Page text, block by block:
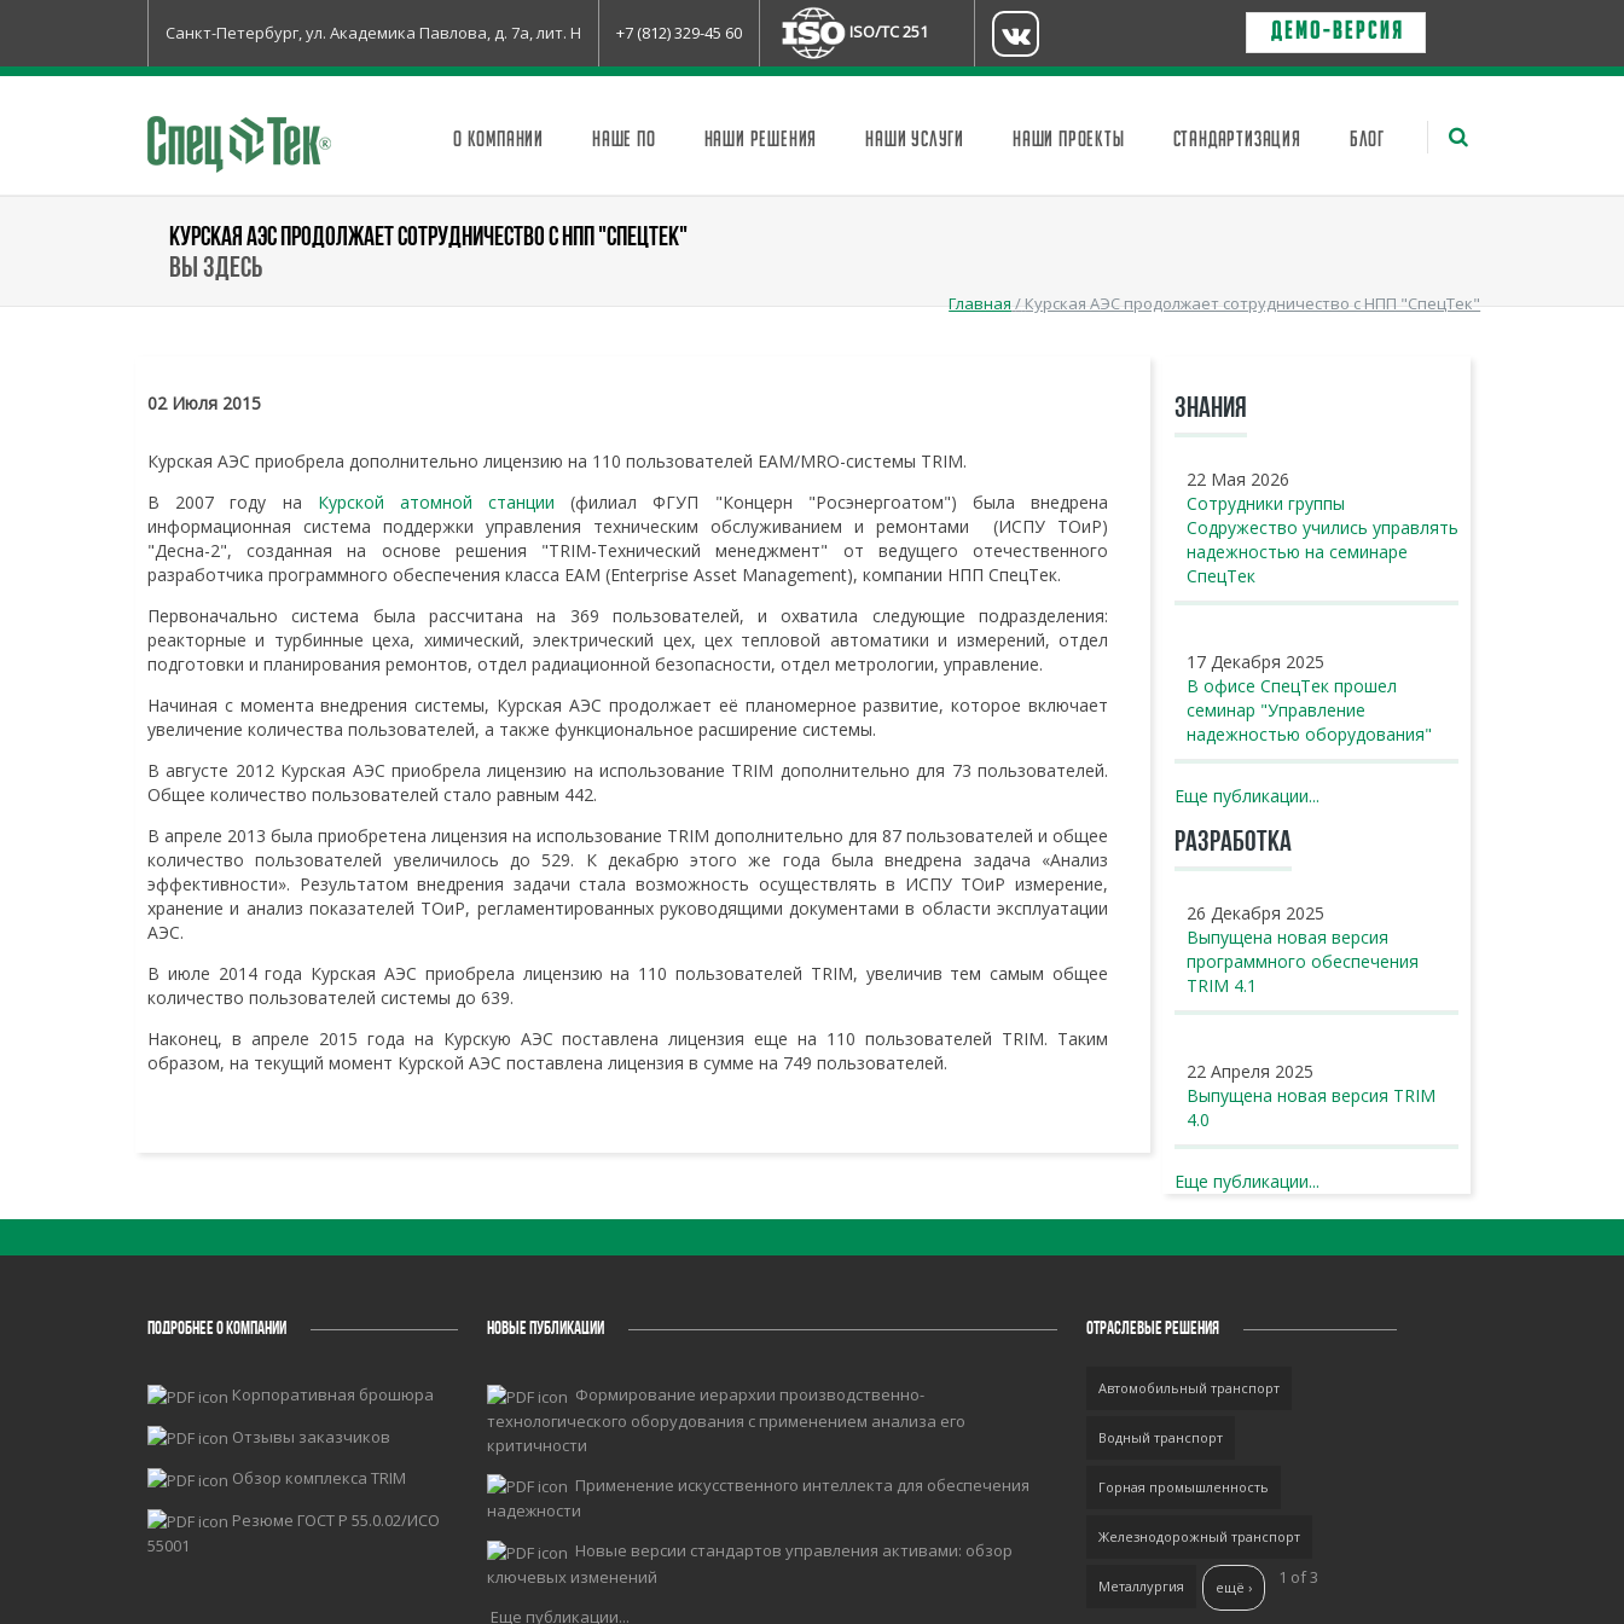
Санкт-Петербург, ул. Академика Павлова, д. 7а, лит. Н +7 (812) 329-45 60 ISO/TC 251 Д Е М О - в е р с и я
О КОМПАНИИ НАШЕ ПО НАШИ РЕШЕНИЯ НАШИ УСЛУГИ НАШИ ПРОЕКТЫ СТАНДАРТИЗАЦИЯ БЛОГ
КУРСКАЯ АЭС ПРОДОЛЖАЕТ СОТРУДНИЧЕСТВО С НПП "СПЕЦТЕК"
Вы здесь
Главная/Курская АЭС продолжает сотрудничество с НПП "СпецТек"
02 Июля 2015
Курская АЭС приобрела дополнительно лицензию на 110 пользователей EAM/MRO-системы TRIM.
В 2007 году на Курской атомной станции (филиал ФГУП "Концерн "Росэнергоатом") была внедрена
информационная система поддержки управления техническим обслуживанием и ремонтами (ИСПУ ТОиР)
"Десна-2", созданная на основе решения "TRIM-Технический менеджмент" от ведущего отечественного
разработчика программного обеспечения класса EAM (Enterprise Asset Management), компании НПП СпецТек.
Первоначально система была рассчитана на 369 пользователей, и охватила следующие подразделения:
реакторные и турбинные цеха, химический, электрический цех, цех тепловой автоматики и измерений, отдел
подготовки и планирования ремонтов, отдел радиационной безопасности, отдел метрологии, управление.
Начиная с момента внедрения системы, Курская АЭС продолжает её планомерное развитие, которое включает
увеличение количества пользователей, а также функциональное расширение системы.
В августе 2012 Курская АЭС приобрела лицензию на использование TRIM дополнительно для 73 пользователей.
Общее количество пользователей стало равным 442.
В апреле 2013 была приобретена лицензия на использование TRIM дополнительно для 87 пользователей и общее
количество пользователей увеличилось до 529. К декабрю этого же года была внедрена задача «Анализ
эффективности». Результатом внедрения задачи стала возможность осуществлять в ИСПУ ТОиР измерение,
хранение и анализ показателей ТОиР, регламентированных руководящими документами в области эксплуатации
АЭС.
В июле 2014 года Курская АЭС приобрела лицензию на 110 пользователей TRIM, увеличив тем самым общее
количество пользователей системы до 639.
Наконец, в апреле 2015 года на Курскую АЭС поставлена лицензия еще на 110 пользователей TRIM. Таким
образом, на текущий момент Курской АЭС поставлена лицензия в сумме на 749 пользователей.
ЗНАНИЯ
22 Мая 2026
Сотрудники группы
Содружество учились управлять
надежностью на семинаре
СпецТек
17 Декабря 2025
В офисе СпецТек прошел
семинар "Управление
надежностью оборудования"
Еще публикации...
РАЗРАБОТКА
26 Декабря 2025
Выпущена новая версия
программного обеспечения
TRIM 4.1
22 Апреля 2025
Выпущена новая версия TRIM
4.0
Еще публикации...
ПОДРОБНЕЕ О КОМПАНИИ
Корпоративная брошюра
Отзывы заказчиков
Обзор комплекса TRIM
Резюме ГОСТ Р 55.0.02/ИСО
55001
НОВЫЕ ПУБЛИКАЦИИ
Формирование иерархии производственно-
технологического оборудования с применением анализа его
критичности
Применение искусственного интеллекта для обеспечения
надежности
Новые версии стандартов управления активами: обзор
ключевых изменений
Еще публикации...
ОТРАСЛЕВЫЕ РЕШЕНИЯ
Автомобильный транспорт
Водный транспорт
Горная промышленность
Железнодорожный транспорт
Металлургия 1 of 3
ещё ›